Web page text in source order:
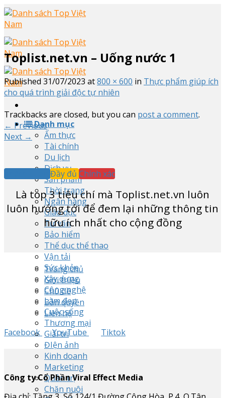
Skip
to
content
Danh mục
Ẩm thực
Tài chính
Du lịch
Dịch vụ
Sản phẩm
Thời trang
Ngân hàng
Giáo dục
Tư vấn
Bảo hiểm
Thể dục thể thao
Vận tải
Sức khỏe
Xây dựng
Công nghệ
Làm đẹp
Cuộc sống
Thương mại
Giải trí
ĐIện ảnh
Kinh doanh
Marketing
Quản trị
Chăn nuôi
Toplist.net.vn – Uống nước 1
Published 31/07/2023 at800 × 600 in Thực phẩm giúp ích
cho quá trình giải độc tự nhiên
Trackbacks are closed, but you can post a comment.
← Previous
Next →
Đầy đủ Chính xác
Là top3tiêu chí mà Toplist.net.vn luôn
luôn hướng tới để đem lại những thông tin
hữu ích nhất cho cộng đồng
Trang chủ
Giới thiệu
Chủ đề
Bản quyền
Liên hệ
Facebook
YouTube Tiktok
Công ty Cổ Phần Viral Effect Media